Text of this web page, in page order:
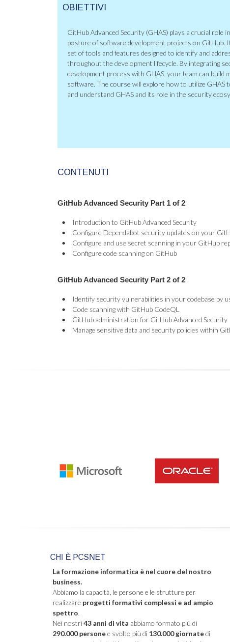
OBIETTIVI
GitHub Advanced Security (GHAS) plays a crucial role
posture of software development projects on GitHub.
set of tools and features designed to identify and
throughout the development lifecycle. By integrating
development process with GHAS, your team can build
software. The course will explore how to utilize GHAS
and understand GHAS and its role in the security
CONTENUTI
GitHub Advanced Security Part 1 of 2
Introduction to GitHub Advanced Security
Configure Dependabot security updates on your
Configure and use secret scanning in your GitHub
Configure code scanning on GitHub
GitHub Advanced Security Part 2 of 2
Identify security vulnerabilities in your codebase by
Code scanning with GitHub CodeQL
GitHub administration for GitHub Advanced Security
Manage sensitive data and security policies within
CHI È PCSNET
La formazione informatica è nel cuore del nostro
business.
Abbiamo la capacità, le persone e le strutture per
realizzare progetti formativi complessi e ad ampio
spettro.
Nei nostri43 anni di vita abbiamo formato più di
290.000 personee svolto più di 130.000 giornatedi